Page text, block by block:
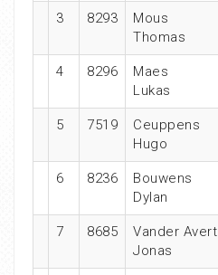
3 8293
Mous
Thomas
4 8296
Maes
Lukas
5 7519
Ceuppens
Hugo
6 8236
Bouwens
Dylan
7 8685
Vander Avert
Jonas